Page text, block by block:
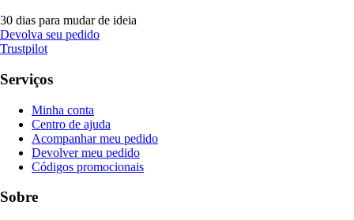
30 dias para mudar de ideia
Devolva seu pedido
Trustpilot
Serviços
Minha conta
Centro de ajuda
Acompanhar meu pedido
Devolver meu pedido
Códigos promocionais
Sobre